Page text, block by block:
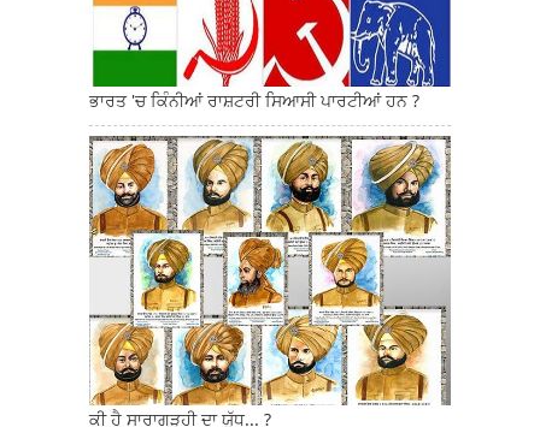
ਭਾਰਤ 'ਚ ਕਿੰਨੀਆਂ ਰਾਸ਼ਟਰੀ ਸਿਆਸੀ ਪਾਰਟੀਆਂ ਹਨ ?
ਕੀ ਹੈ ਸਾਰਾਗੜ੍ਹੀ ਦਾ ਯੁੱਧ... ?